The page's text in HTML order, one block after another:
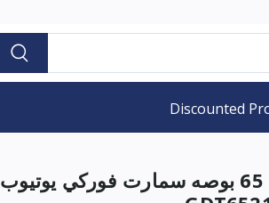
Discounted
شاشة جنرال دان 65 بوصه سمارت فوركي يوتيوب